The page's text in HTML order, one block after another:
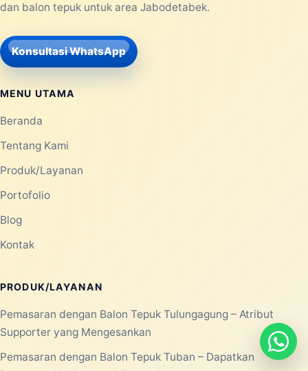
dan balon tepuk untuk area Jabodetabek.
Konsultasi WhatsApp
MENU UTAMA
Beranda
Tentang Kami
Produk/Layanan
Portofolio
Blog
Kontak
PRODUK/LAYANAN
Pemasaran dengan Balon Tepuk Tulungagung – Atribut
Supporter yang Mengesankan
Pemasaran dengan Balon Tepuk Tuban – Dapatkan